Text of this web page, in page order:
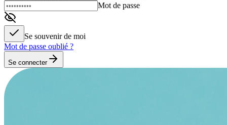
Mot de passe
Se souvenir de moi
Mot de passe oublié ?
Se connecter